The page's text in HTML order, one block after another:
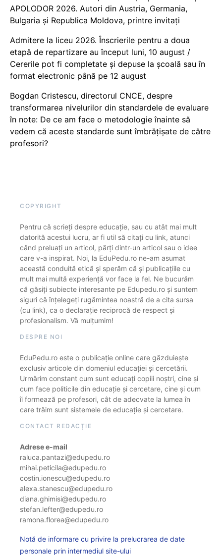
APOLODOR 2026. Autori din Austria, Germania,
Bulgaria și Republica Moldova, printre invitați
Admitere la liceu 2026. Înscrierile pentru a doua
etapă de repartizare au început luni, 10 august /
Cererile pot fi completate și depuse la școală sau în
format electronic până pe 12 august
Bogdan Cristescu, directorul CNCE, despre
transformarea nivelurilor din standardele de evaluare
în note: De ce am face o metodologie înainte să
vedem că aceste standarde sunt îmbrățișate de către
profesori?
COPYRIGHT
Pentru că scrieți despre educație, sau cu atât mai mult
datorită acestui lucru, ar fi util să citați cu link, atunci
când preluați un articol, părți dintr-un articol sau o idee
care v-a inspirat. Noi, la EduPedu.ro ne-am asumat
această conduită etică și sperăm că și publicațiile cu
mult mai multă experiență vor face la fel. Ne bucurăm
că găsiți subiecte interesante pe Edupedu.ro și suntem
siguri că înțelegeți rugămintea noastră de a cita sursa
(cu link), ca o declarație reciprocă de respect și
profesionalism. Vă mulțumim!
DESPRE NOI
EduPedu.ro este o publicație online care găzduiește
exclusiv articole din domeniul educației și cercetării.
Urmărim constant cum sunt educați copiii noștri, cine și
cum face politicile din educație și cercetare, cine și cum
îi formează pe profesori, cât de adecvate la lumea în
care trăim sunt sistemele de educație și cercetare.
CONTACT REDACȚIE
Adrese e-mail
raluca.pantazi@edupedu.ro
mihai.peticila@edupedu.ro
costin.ionescu@edupedu.ro
alexa.stanescu@edupedu.ro
diana.ghimisi@edupedu.ro
stefan.lefter@edupedu.ro
ramona.florea@edupedu.ro
Notă de informare cu privire la prelucrarea de date
personale prin intermediul site-ului